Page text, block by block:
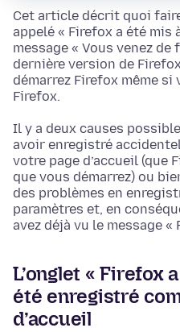
Cet article décrit quoi
appelé « Firefox a été mis
message « Vous venez
dernière version de
démarrez Firefox même si
Firefox.
Il y a deux causes
avoir enregistré
votre page d’accueil (que
que vous démarrez) ou
des problèmes en
paramètres et, en
avez déjà vu le message
L’onglet « Firefox
été enregistré
d’accueil